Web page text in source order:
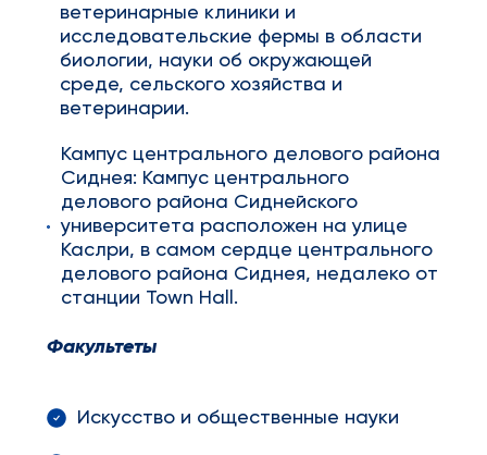
ветеринарные клиники и
исследовательские фермы в области
биологии, науки об окружающей
среде, сельского хозяйства и
ветеринарии.
Кампус центрального делового района
Сиднея: Кампус центрального
делового района Сиднейского
университета расположен на улице
Каслри, в самом сердце центрального
делового района Сиднея, недалеко от
станции Town Hall.
Факультеты
Искусство и общественные науки